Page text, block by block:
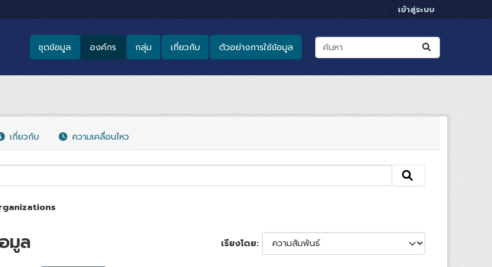
เข้าสู่ระบบ
ชุดข้อมูล องค์กร กลุ่ม เกี่ยวกับ ตัวอย่างการใช้ข้อมูล
เกี่ยวกับ ความเคลื่อนไหว
เรียงโดย
มูล